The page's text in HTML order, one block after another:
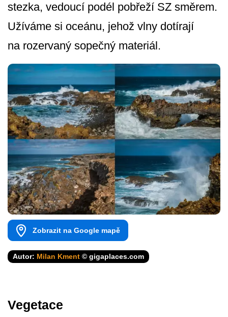
stezka, vedoucí podél pobřeží SZ směrem.
Užíváme si oceánu, jehož vlny dotírají
na rozervaný sopečný materiál.
Zobrazit na Google mapě
Autor: Milan Kment © gigaplaces.com
Vegetace